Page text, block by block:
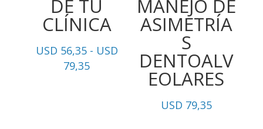
DE TU
CLÍNICA
USD 56,35 - USD
79,35Rango
MANEJO DE
ASIMETRÍA
S
DENTOALV
EOLARES
USD 79,35